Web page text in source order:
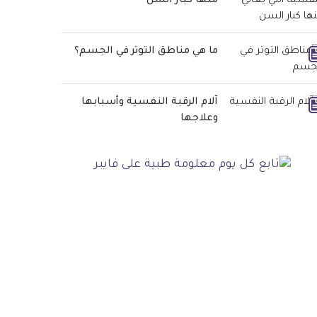
ما هي مناطق التوتر في الجسم؟
آلام الرقبة النفسية وأسبابها
وعلاجها